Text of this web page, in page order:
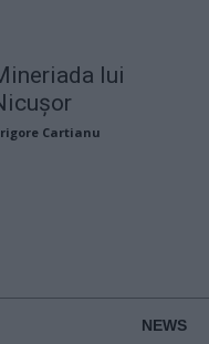
lui
Cartianu
NEWS